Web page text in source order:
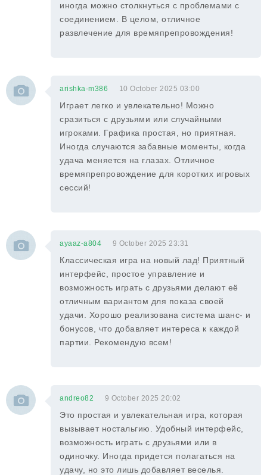
иногда можно столкнуться с проблемами с
соединением. В целом, отличное
развлечение для времяпрепровождения!
arishka-m386 10 October 2025 03:00
Играет легко и увлекательно! Можно
сразиться с друзьями или случайными
игроками. Графика простая, но приятная.
Иногда случаются забавные моменты, когда
удача меняется на глазах. Отличное
времяпрепровождение для коротких игровых
сессий!
ayaaz-a804 9 October 2025 23:31
Классическая игра на новый лад! Приятный
интерфейс, простое управление и
возможность играть с друзьями делают её
отличным вариантом для показа своей
удачи. Хорошо реализована система шанс- и
бонусов, что добавляет интереса к каждой
партии. Рекомендую всем!
andreo82 9 October 2025 20:02
Это простая и увлекательная игра, которая
вызывает ностальгию. Удобный интерфейс,
возможность играть с друзьями или в
одиночку. Иногда придется полагаться на
удачу, но это лишь добавляет веселья.